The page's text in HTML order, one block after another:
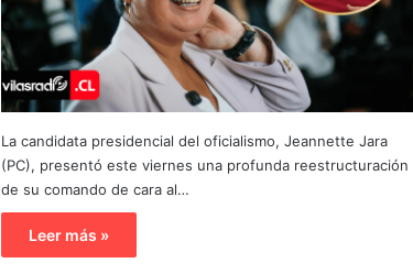
La candidata presidencial del oficialismo, Jeannette Jara
(PC), presentó este viernes una profunda reestructuración
de su comando de cara al…
Leer más »